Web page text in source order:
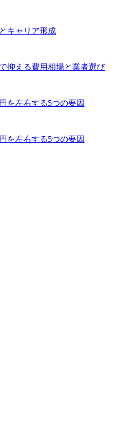
キャリア形成
抑える費用相場と業者選び
を左右する5つの要因
を左右する5つの要因